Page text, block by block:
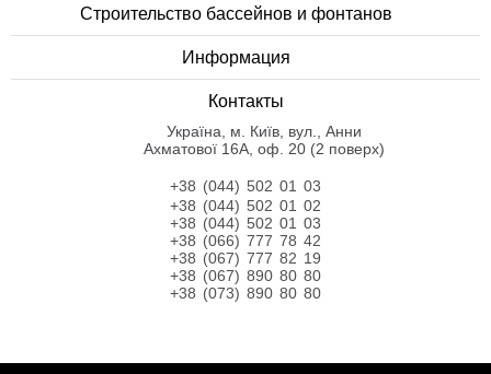
Строительство бассейнов и фонтанов
Информация
Контакты
Українa, м. Київ, вул., Анни
Ахматової 16А, оф. 20 (2 поверх)
+38 (044) 502 01 03
+38 (044) 502 01 02
+38 (044) 502 01 03
+38 (066) 777 78 42
+38 (067) 777 82 19
+38 (067) 890 80 80
+38 (073) 890 80 80